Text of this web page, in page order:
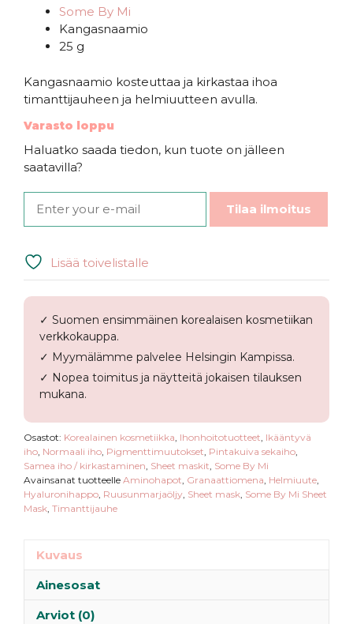
Some By Mi
Kangasnaamio
25 g
Kangasnaamio kosteuttaa ja kirkastaa ihoa
timanttijauheen ja helmiuutteen avulla.
Varasto loppu
Haluatko saada tiedon, kun tuote on jälleen
saatavilla?
Tilaa ilmoitus
Lisää toivelistalle
✓ Suomen ensimmäinen korealaisen kosmetiikan
verkkokauppa.
✓ Myymälämme palvelee Helsingin Kampissa.
✓ Nopea toimitus ja näytteitä jokaisen tilauksen
mukana.
Osastot: Korealainen kosmetiikka, Ihonhoitotuotteet, Ikääntyvä
iho, Normaali iho, Pigmenttimuutokset, Pintakuiva sekaiho,
Samea iho / kirkastaminen, Sheet maskit, Some By Mi
Avainsanat tuotteelle Aminohapot, Granaattiomena, Helmiuute,
Hyaluronihappo, Ruusunmarjaöljy, Sheet mask, Some By Mi Sheet
Mask, Timanttijauhe
Kuvaus
Ainesosat
Arviot (0)